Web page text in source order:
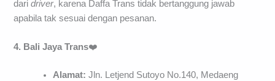
daridriver, karena Daffa Trans tidak bertanggung jawab
apabila tak sesuai dengan pesanan.
4. Bali Jaya Trans❤️
Alamat: Jln. Letjend Sutoyo No.140, Medaeng